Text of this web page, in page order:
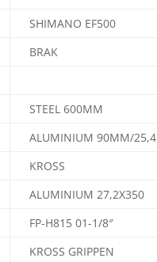
SHIMANO EF500
BRAK
STEEL 600MM
ALUMINIUM 90MM/25,4
KROSS
ALUMINIUM 27,2X350
FP-H815 01-1/8″
KROSS GRIPPEN